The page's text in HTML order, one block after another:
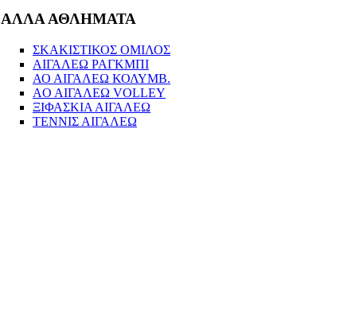
ΑΛΛΑ ΑΘΛΗΜΑΤΑ
ΣΚΑΚΙΣΤΙΚΟΣ ΟΜΙΛΟΣ
ΑΙΓΑΛΕΩ ΡΑΓΚΜΠΙ
ΑΟ ΑΙΓΑΛΕΩ ΚΟΛΥΜΒ.
AO AIΓΑΛΕΩ VOLLEY
ΞΙΦΑΣΚΙΑ ΑΙΓΑΛΕΩ
ΤΕΝΝΙΣ ΑΙΓΑΛΕΩ